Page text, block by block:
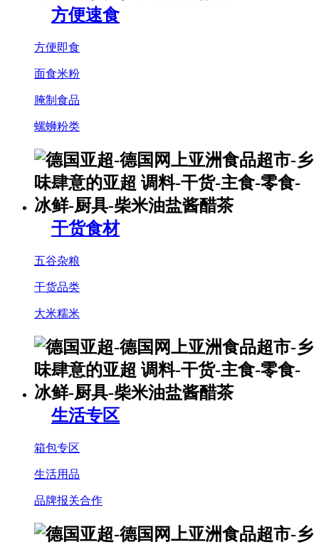
方便速食
方便即食
面食米粉
腌制食品
螺蛳粉类
干货食材
五谷杂粮
干货品类
大米糯米
生活专区
箱包专区
生活用品
品牌报关合作